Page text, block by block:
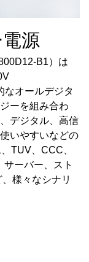
源
B1）は
なオールデジタ
ーを組み合わ
デジタル、高信
いやすいなどの
TUV、CCC、
ーバー、スト
様々なシナリ